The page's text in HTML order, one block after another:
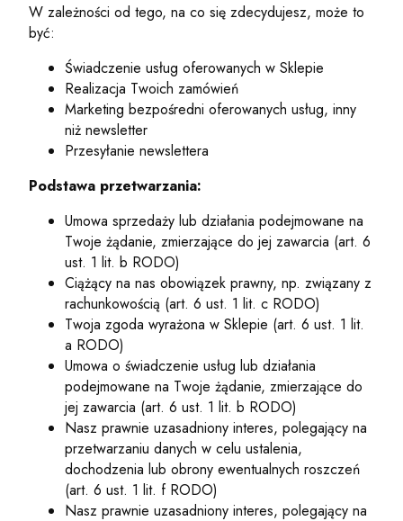
W zależności od tego, na co się zdecydujesz, może to
być:
Świadczenie usług oferowanych w Sklepie
Realizacja Twoich zamówień
Marketing bezpośredni oferowanych usług, inny
niż newsletter
Przesyłanie newslettera
Podstawa przetwarzania:
Umowa sprzedaży lub działania podejmowane na
Twoje żądanie, zmierzające do jej zawarcia (art. 6
ust. 1 lit. b RODO)
Ciążący na nas obowiązek prawny, np. związany z
rachunkowością (art. 6 ust. 1 lit. c RODO)
Twoja zgoda wyrażona w Sklepie (art. 6 ust. 1 lit.
a RODO)
Umowa o świadczenie usług lub działania
podejmowane na Twoje żądanie, zmierzające do
jej zawarcia (art. 6 ust. 1 lit. b RODO)
Nasz prawnie uzasadniony interes, polegający na
przetwarzaniu danych w celu ustalenia,
dochodzenia lub obrony ewentualnych roszczeń
(art. 6 ust. 1 lit. f RODO)
Nasz prawnie uzasadniony interes, polegający na